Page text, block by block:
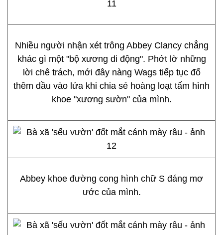
Nhiều người nhận xét trông Abbey Clancy chẳng
khác gì một "bộ xương di động". Phớt lờ những
lời chê trách, mới đây nàng Wags tiếp tục đổ
thêm dầu vào lửa khi chia sẻ hoàng loạt tấm hình
khoe "xương sườn" của mình.
Abbey khoe đường cong hình chữ S đáng mơ
ước của mình.